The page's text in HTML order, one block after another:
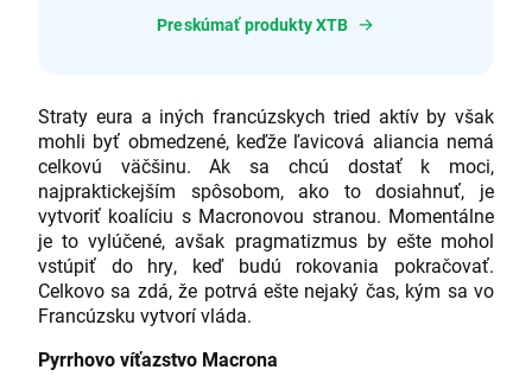
Preskúmať produkty XTB
Straty eura a iných francúzskych tried aktív by však
mohli byť obmedzené, keďže ľavicová aliancia nemá
celkovú väčšinu. Ak sa chcú dostať k moci,
najpraktickejším spôsobom, ako to dosiahnuť, je
vytvoriť koalíciu s Macronovou stranou. Momentálne
je to vylúčené, avšak pragmatizmus by ešte mohol
vstúpiť do hry, keď budú rokovania pokračovať.
Celkovo sa zdá, že potrvá ešte nejaký čas, kým sa vo
Francúzsku vytvorí vláda.
Pyrrhovo víťazstvo Macrona